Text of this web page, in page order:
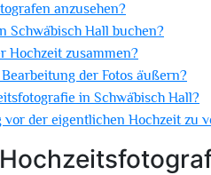
anzusehen?
Schwäbisch Hall buchen?
Hochzeit zusammen?
der Fotos äußern?
in Schwäbisch Hall?
der eigentlichen Hochzeit zu